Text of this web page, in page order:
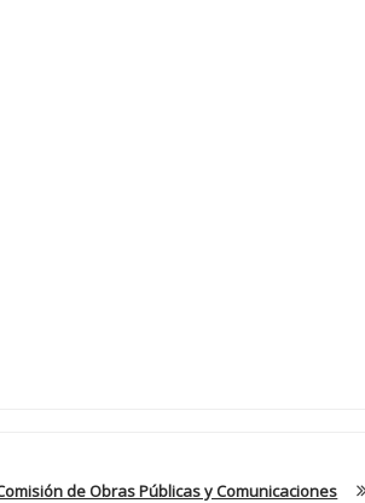
de Obras Públicas y Comunicaciones